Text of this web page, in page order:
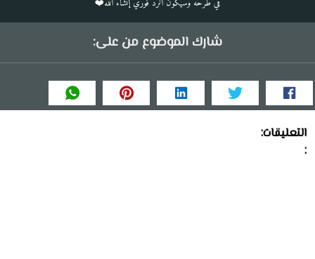
شارك الموضوع من على:
التعليقات:
: